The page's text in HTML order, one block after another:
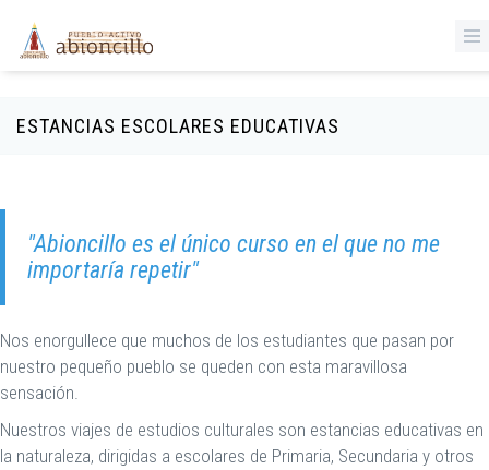
Pasar al contenido principal
ESTANCIAS ESCOLARES EDUCATIVAS
"Abioncillo es el único curso en el que no me
importaría repetir"
Nos enorgullece que muchos de los estudiantes que pasan por
nuestro pequeño pueblo se queden con esta maravillosa
sensación.
Nuestros viajes de estudios culturales son estancias educativas en
la naturaleza, dirigidas a escolares de Primaria, Secundaria y otros